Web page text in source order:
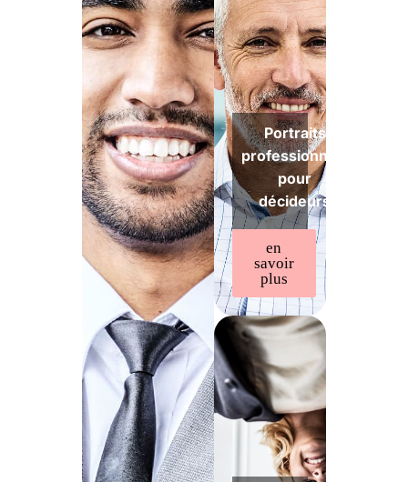
Portraits
professionnels
pour
décideurs
en
savoir
plus